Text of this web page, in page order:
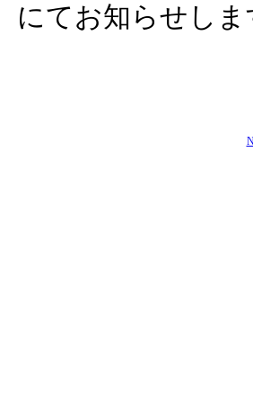
にてお知らせし